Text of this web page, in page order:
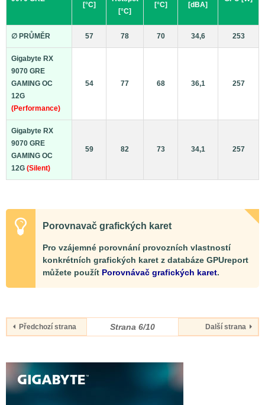
[°C]
[°C]
[°C] [dBA]
∅ PRŮMĚR 57 78 70 34,6 253
Gigabyte RX
9070 GRE
GAMING OC
12G
(Performance)
54 77 68 36,1 257
Gigabyte RX
9070 GRE
GAMING OC
12G (Silent)
59 82 73 34,1 257
Porovnavač grafických karet
Pro vzájemné porovnání provozních vlastností
konkrétních grafických karet z databáze GPUreport
můžete použít Porovnávač grafických karet.
Předchozí strana Strana 6/10 Další strana